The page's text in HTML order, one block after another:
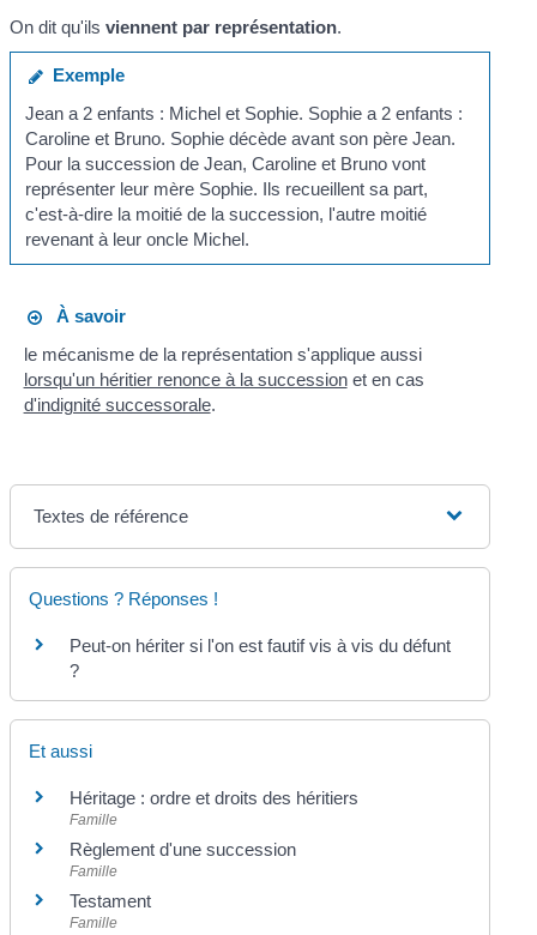
On dit qu'ilsviennent par représentation.
Exemple
Jean a 2 enfants : Michel et Sophie. Sophie a 2 enfants :
Caroline et Bruno. Sophie décède avant son père Jean.
Pour la succession de Jean, Caroline et Bruno vont
représenter leur mère Sophie. Ils recueillent sa part,
c'est-à-dire la moitié de la succession, l'autre moitié
revenant à leur oncle Michel.
À savoir
le mécanisme de la représentation s'applique aussi
lorsqu'un héritier renonce à la successionet en cas
d'indignité successorale.
Textes de référence
Questions ? Réponses !
Peut-on hériter si l'on est fautif vis à vis du défunt
?
Et aussi
Héritage : ordre et droits des héritiers
Famille
Règlement d'une succession
Famille
Testament
Famille